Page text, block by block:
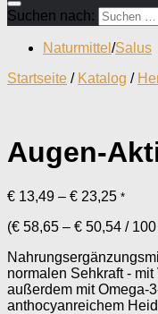
Suchen nach:
Naturmittel /Salus
Startseite / Katalog /
Augen-
€ 13,49 – € 23,25 *
(€ 58,65 – € 50,54 / 100
normalen Sehkraft -
außerdem mit Omega-
anthocyanreichem